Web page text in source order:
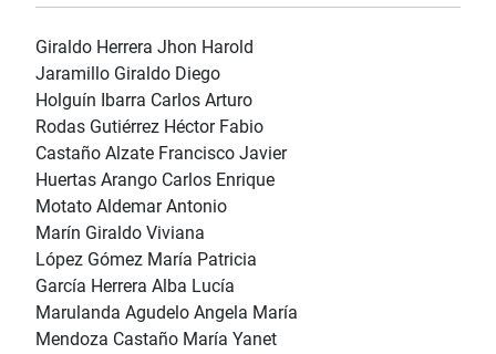
Giraldo Herrera Jhon Harold
Jaramillo Giraldo Diego
Holguín Ibarra Carlos Arturo
Rodas Gutiérrez Héctor Fabio
Castaño Alzate Francisco Javier
Huertas Arango Carlos Enrique
Motato Aldemar Antonio
Marín Giraldo Viviana
López Gómez María Patricia
García Herrera Alba Lucía
Marulanda Agudelo Angela María
Mendoza Castaño María Yanet